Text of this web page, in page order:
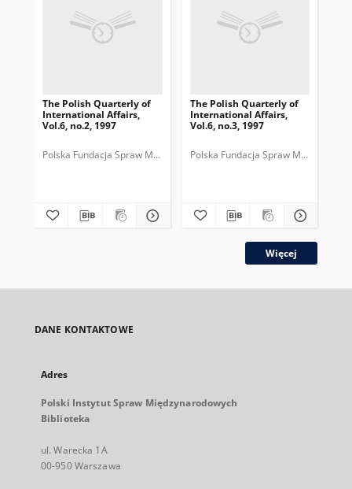
The Polish Quarterly of
International Affairs,
Vol.6, no.2, 1997
Polska Fundacja Spraw Międzynarodowych.
The Polish Quarterly of
International Affairs,
Vol.6, no.3, 1997
Polska Fundacja Spraw
Więcej
DANE KONTAKTOWE
Adres
Polski Instytut Spraw Międzynarodowych
Biblioteka
ul. Warecka 1A
00-950 Warszawa